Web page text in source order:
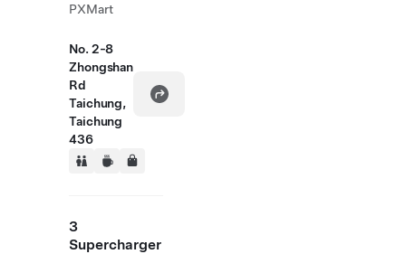
PXMart
No. 2-8
Zhongshan
Rd
Taichung,
Taichung
436
3
Supercharger